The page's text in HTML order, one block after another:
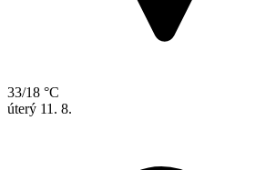
33/18 °C
úterý 11. 8.